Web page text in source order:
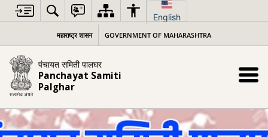
content
English
महाराष्ट्र शासन GOVERNMENT OF MAHARASHTRA
पंचायत समिती पालघर
Panchayat Samiti
Palghar